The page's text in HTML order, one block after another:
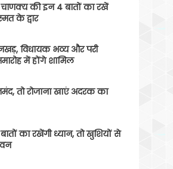
की इन 4 बातों का रखें
के द्वार
विधायक भव्य और परी
में होंगे शामिल
तो रोजाना खाएं अदरक का
का रखेंगी ध्यान, तो खुशियों से